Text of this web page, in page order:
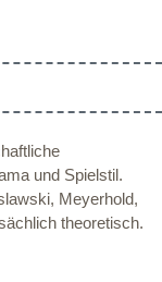
und Spielstil.
Meyerhold,
theoretisch.